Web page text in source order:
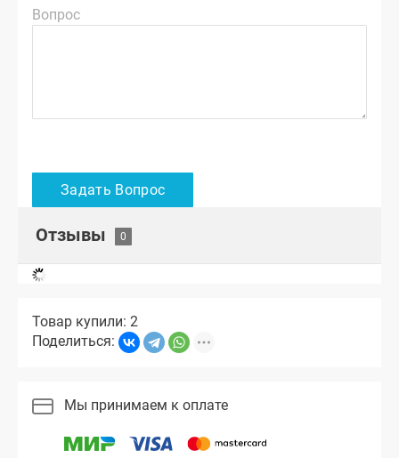
Вопрос
Отзывы
Товар купили: 2
Поделиться:
Мы принимаем к оплате